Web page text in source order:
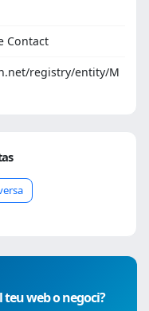
Contact
registry/entity/M
web o negoci?